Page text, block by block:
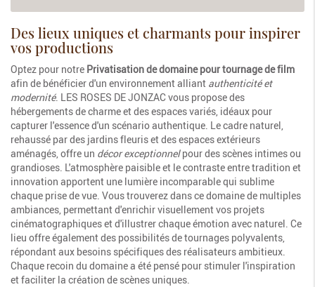
Des lieux uniques et charmants pour inspirer
vos productions
Optez pour notre Privatisation de domaine pour tournage de film
afin de bénéficier d'un environnement alliant authenticité et
modernité. LES ROSES DE JONZAC vous propose des
hébergements de charme et des espaces variés, idéaux pour
capturer l'essence d'un scénario authentique. Le cadre naturel,
rehaussé par des jardins fleuris et des espaces extérieurs
aménagés, offre un décor exceptionnelpour des scènes intimes ou
grandioses. L'atmosphère paisible et le contraste entre tradition et
innovation apportent une lumière incomparable qui sublime
chaque prise de vue. Vous trouverez dans ce domaine de multiples
ambiances, permettant d'enrichir visuellement vos projets
cinématographiques et d'illustrer chaque émotion avec naturel. Ce
lieu offre également des possibilités de tournages polyvalents,
répondant aux besoins spécifiques des réalisateurs ambitieux.
Chaque recoin du domaine a été pensé pour stimuler l'inspiration
et faciliter la création de scènes uniques.